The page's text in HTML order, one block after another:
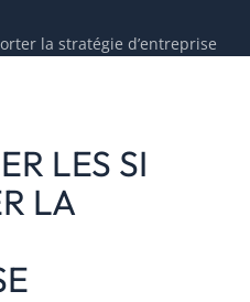
la stratégie d’entreprise
LES SI
LA